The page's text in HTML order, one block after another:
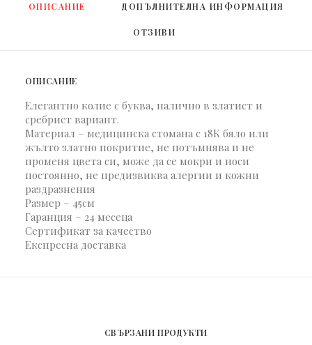
ОПИСАНИЕ ДОПЪЛНИТЕЛНА ИНФОРМАЦИЯ
ОТЗИВИ
ОПИСАНИЕ
Елегантно колие с буква, налично в златист и
сребрист вариант.
Материал – медицинска стомана с 18К бяло или
жълто златно покритие, не потъмнява и не
променя цвета си, може да се мокри и носи
постоянно, не предизвиква алергии и кожни
раздразнения
Размер – 45см
Гаранция – 24 месеца
Сертификат за качество
Експресна доставка
СВЪРЗАНИ ПРОДУКТИ